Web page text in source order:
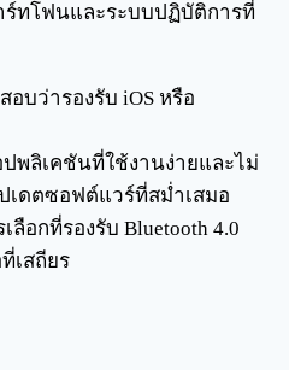
ทโฟนและระบบปฏิบัติการที่
บว่ารองรับ iOS หรือ
พลิเคชันที่ใช้งานง่ายและไม่
ดตซอฟต์แวร์ที่สม่ำเสมอ
ลือกที่รองรับ Bluetooth 4.0
เสถียร